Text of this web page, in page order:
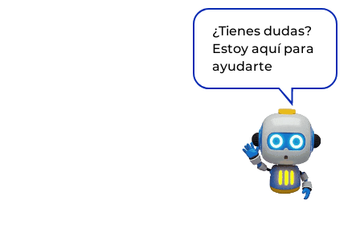
¿Tienes dudas?
Estoy aquí para
ayudarte